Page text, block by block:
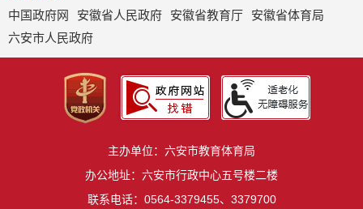
中国政府网
安徽省人民政府 安徽省教育厅
安徽省体育局
六安市人民政府
主办单位：六安市教育体育局
办公地址：六安市行政中心五号楼二楼
联系电话：0564-3379455、3379700